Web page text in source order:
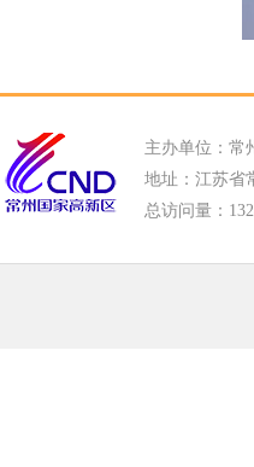
主办单位：常
地址：江苏省
总访问量：